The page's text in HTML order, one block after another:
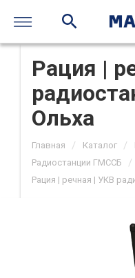
Рация |
Ольха
Главная / Каталог /
Радиостанции ГМССБ /
Рация | речная | УКВ